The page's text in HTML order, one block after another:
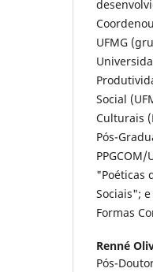
UFMG
Social
Culturais
Pós-
"Poéticas
Sociais";
Formas
Renné
Pós-